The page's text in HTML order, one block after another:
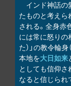
インド神話の
たものと考えら
される。全身赤
には常に怒りの
た）」の教令輪
本地を大日如来
としても信仰さ
なると信じられ